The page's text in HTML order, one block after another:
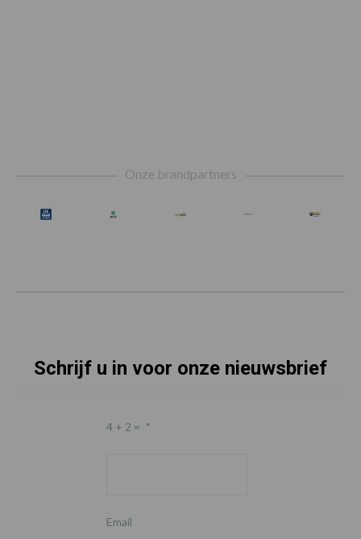
Onze brandpartners
Schrijf u in voor onze nieuwsbrief
4 + 2 = *
Email